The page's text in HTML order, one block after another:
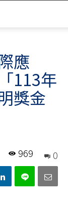
應
113年
獎金
0
969